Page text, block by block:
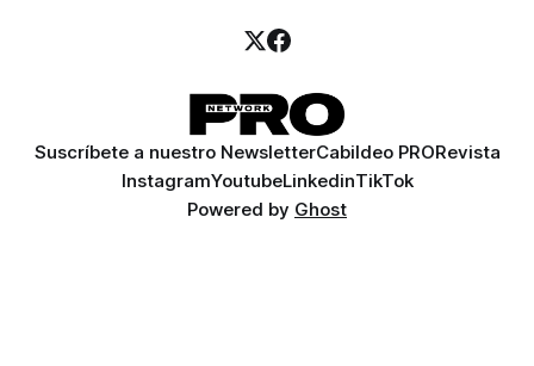
Suscríbete a nuestro NewsletterCabildeo PRORevista
InstagramYoutubeLinkedinTikTok
Powered by Ghost